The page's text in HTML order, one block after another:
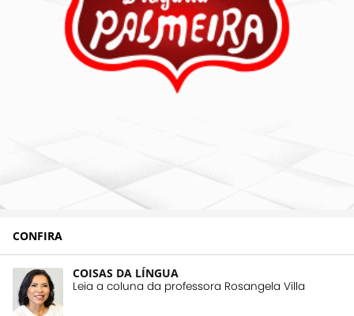
CONFIRA
COISAS DA LÍNGUA
Leia a coluna da professora Rosangela Villa